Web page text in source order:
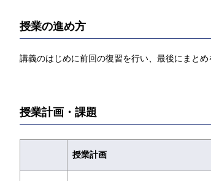
授業の進め方
講義のはじめに前回の復習を行い、最後にまと
授業計画・課題
授業計画